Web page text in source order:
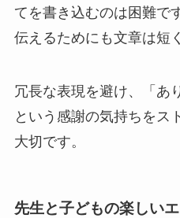
てを書き込むのは困難で
伝えるためにも文章は短
冗長な表現を避け、「あ
という感謝の気持ちをス
大切です。
先生と子どもの楽しい